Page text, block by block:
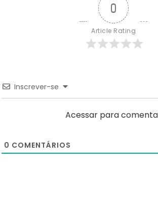
0
Article Rating
Inscrever-se
Acessar para
0 COMENTÁRIOS